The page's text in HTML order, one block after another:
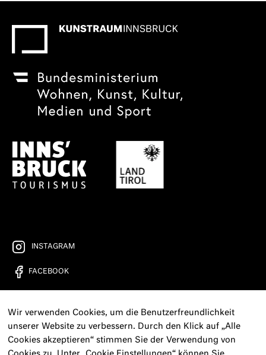
INSTAGRAM
FACEBOOK
FREIRAD RADIO
KONTAKT
Wir verwenden Cookies, um die Benutzerfreundlichkeit
unserer Website zu verbessern. Durch den Klick auf „Alle
Cookies akzeptieren“ stimmen Sie der Verwendung von